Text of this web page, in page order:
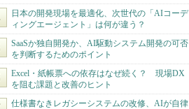
日本の開発現場を最適化、次世代の「AIコーデ
ィングエージェント」は何が違う？
SaaSか独自開発か、AI駆動システム開発の可否
を判断するためのポイント
Excel・紙帳票への依存はなぜ続く？ 現場DX
を阻む課題と改善のヒント
仕様書なきレガシーシステムの改修、AIが自律